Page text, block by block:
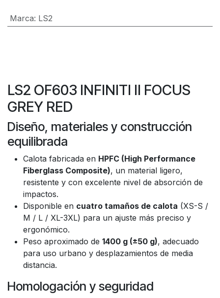
Marca: LS2
LS2 OF603 INFINITI II FOCUS
GREY RED
Diseño, materiales y construcción
equilibrada
Calota fabricada en HPFC (High Performance
Fiberglass Composite), un material ligero,
resistente y con excelente nivel de absorción de
impactos.
Disponible en cuatro tamaños de calota (XS-S /
M / L / XL-3XL) para un ajuste más preciso y
ergonómico.
Peso aproximado de 1400 g (±50 g), adecuado
para uso urbano y desplazamientos de media
distancia.
Homologación y seguridad